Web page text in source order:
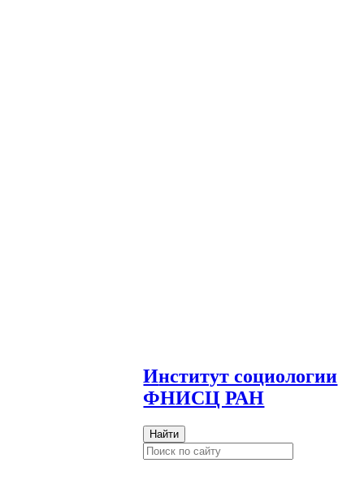
Институт социологии
ФНИСЦ РАН
Найти